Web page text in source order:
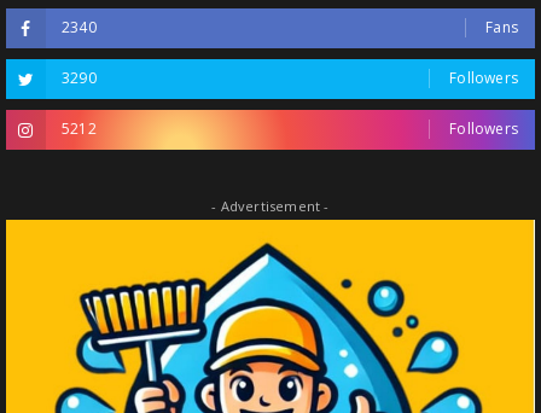
2340 Fans
3290 Followers
5212 Followers
- Advertisement -